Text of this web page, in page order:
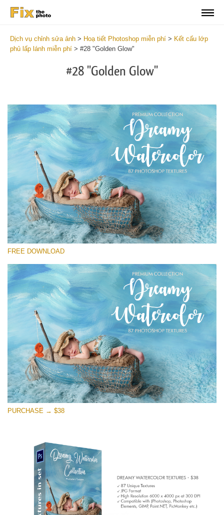
Dịch vụ chỉnh sửa ảnh > Hoạ tiết Photoshop miễn phí > Kết cấu lớp
phủ lấp lánh miễn phí > #28 "Golden Glow"
#28 "Golden Glow"
Xin hãy lựa chọn
Small 800*533px
Dreamy Watercolor
(85 Textures)
Large 6000*4000px
Entire Collection
(1783 Overlays)
Large 6000*4000px
Tải xuống miễn phí
FREE DOWNLOAD
PURCHASE → $38